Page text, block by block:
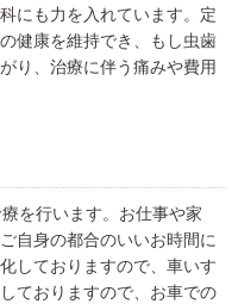
にも力を入れています。定
健康を維持でき、もし虫歯
り、治療に伴う痛みや費用
を行います。お仕事や家
自身の都合のいいお時間に
しておりますので、車いす
ておりますので、お車での